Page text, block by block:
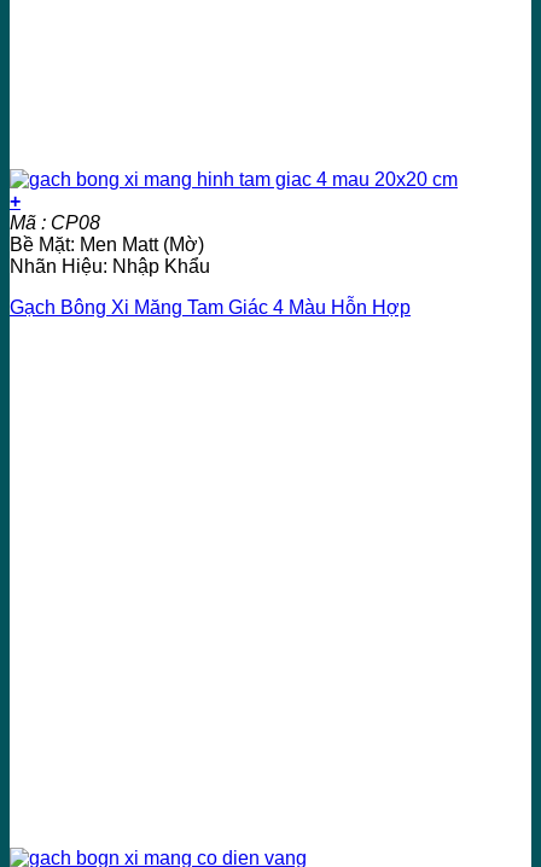
+
Mã : CP08
Bề Mặt: Men Matt (Mờ)
Nhãn Hiệu: Nhập Khẩu
Gạch Bông Xi Măng Tam Giác 4 Màu Hỗn Hợp